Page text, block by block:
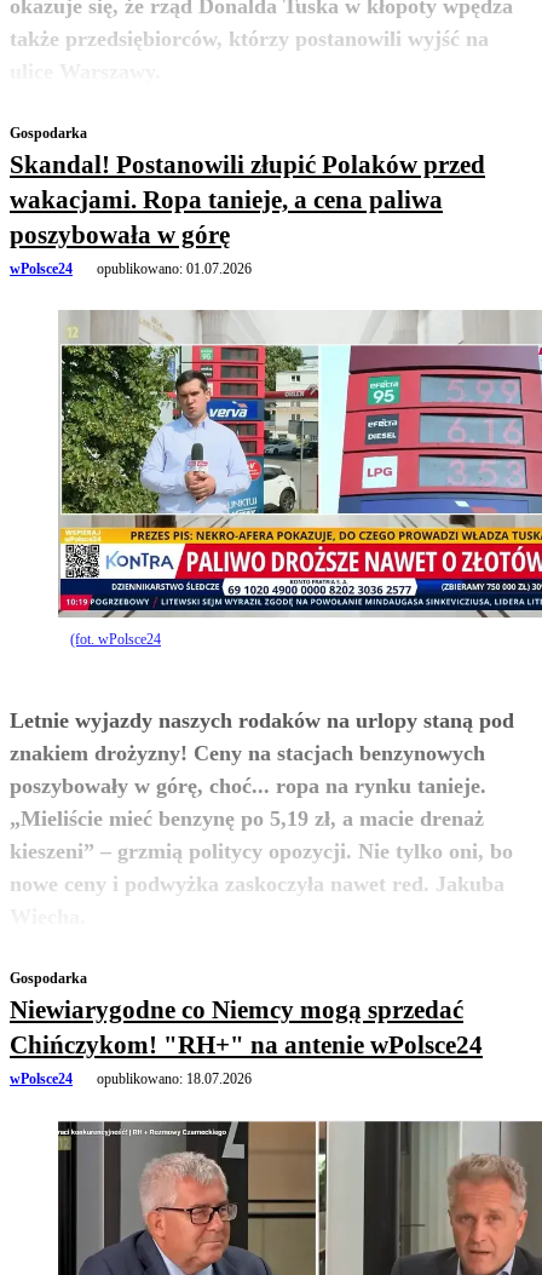
okazuje się, że rząd Donalda Tuska w kłopoty wpędza
także przedsiębiorców, którzy postanowili wyjść na
zobacz więcej
Gospodarka
Skandal! Postanowili złupić Polaków przed
wakacjami. Ropa tanieje, a cena paliwa
poszybowała w górę
wPolsce24 opublikowano: 01.07.2026
(fot. wPolsce24
Letnie wyjazdy naszych rodaków na urlopy staną pod
znakiem drożyzny! Ceny na stacjach benzynowych
poszybowały w górę, choć... ropa na rynku tanieje.
„Mieliście mieć benzynę po 5,19 zł, a macie drenaż
kieszeni” – grzmią politycy opozycji. Nie tylko oni, bo
nowe ceny i podwyżka zaskoczyła nawet red. Jakuba
zobacz więcej
Gospodarka
Niewiarygodne co Niemcy mogą sprzedać
Chińczykom! "RH+" na antenie wPolsce24
wPolsce24 opublikowano: 18.07.2026